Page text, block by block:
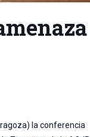
la conferencia